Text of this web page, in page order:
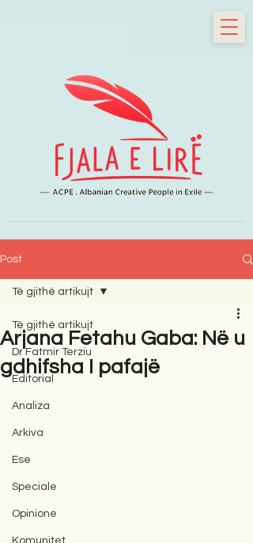
Post
Të gjithë artikujt
Dr Fatmir Terziu
Editorial
Analiza
Arkiva
Ese
Speciale
Opinione
Komunitet
Të gjithë artikujt
Arjana Fetahu Gaba: Në u
gdhifsha I pafajë